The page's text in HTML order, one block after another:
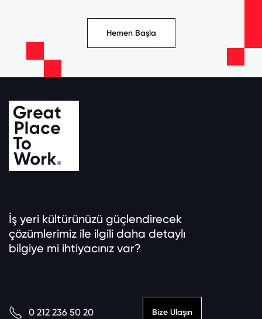
Hemen Başla
İş yeri kültürünüzü güçlendirecek
çözümlerimiz ile ilgili daha detaylı
bilgiye mi ihtiyacınız var?
0 212 236 50 20 Bize Ulaşın